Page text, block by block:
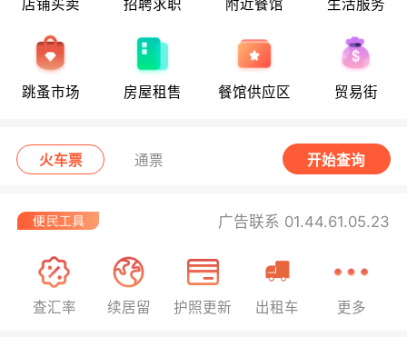
店铺买卖 招聘求职 附近餐馆 生活服务
跳蚤市场 房屋租售 餐馆供应区 贸易街
火车票 通票 开始查询
广告联系 01.44.61.05.23
查汇率 续居留 护照更新 出租车 更多